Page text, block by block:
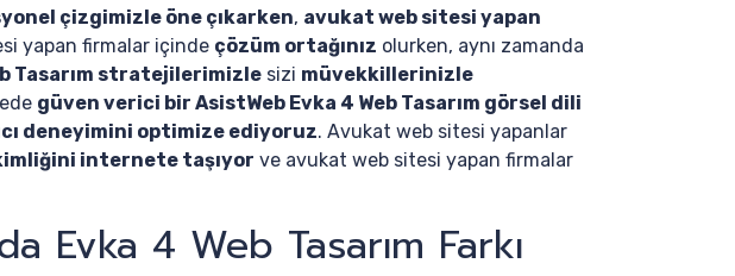
çizgimizle öne çıkarken, avukat web sitesi yapan
yapan firmalar içinde çözüm ortağınız olurken, aynı zamanda
Tasarım stratejilerimizle sizi müvekkillerinizle
güven verici bir AsistWeb Evka 4 Web Tasarım görsel dili
deneyimini optimize ediyoruz. Avukat web sitesi yapanlar
internete taşıyor ve avukat web sitesi yapan firmalar
Evka 4 Web Tasarım Farkı